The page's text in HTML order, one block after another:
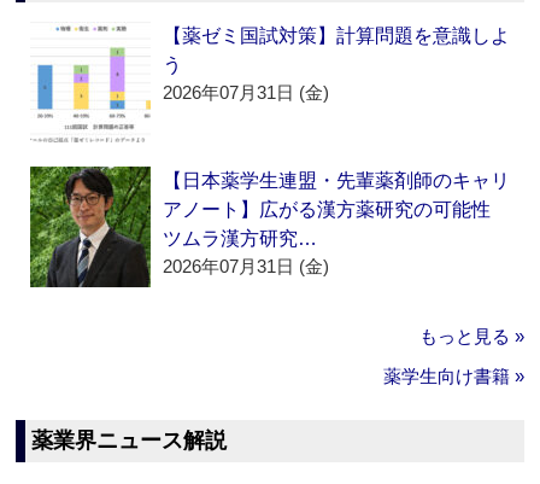
【薬ゼミ国試対策】計算問題を意識しよ
う
2026年07月31日 (金)
【日本薬学生連盟・先輩薬剤師のキャリ
アノート】広がる漢方薬研究の可能性
ツムラ漢方研究…
2026年07月31日 (金)
もっと見る »
薬学生向け書籍 »
薬業界ニュース解説